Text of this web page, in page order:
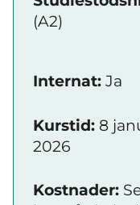
(A2)
Internat: Ja
Kurstid: 8
2026
Kostnader: